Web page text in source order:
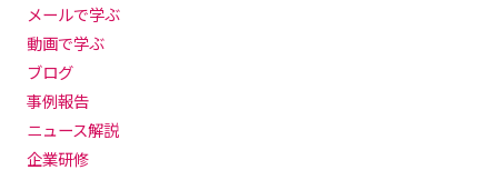
メールで学ぶ
動画で学ぶ
ブログ
事例報告
ニュース解説
企業研修